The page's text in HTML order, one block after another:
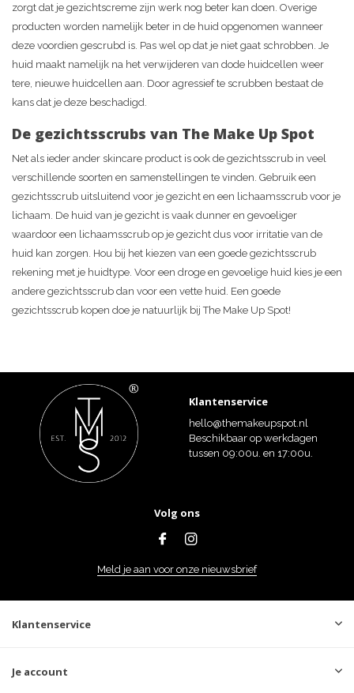
zorgt dat je gezichtscreme zijn werk nog beter kan doen. Overige
producten worden namelijk beter in de huid opgenomen wanneer
deze voordien gescrubd is. Pas wel op dat je niet gaat schrobben. Je
huid maakt namelijk na het verwijderen van dode huidcellen weer
tere, nieuwe huidcellen aan. Door agressief te scrubben bestaat de
kans dat je deze beschadigd.
De gezichtsscrubs van The Make Up Spot
Net als ieder ander skincare product is ook de gezichtsscrub in veel
verschillende soorten en samenstellingen te vinden. Gebruik een
gezichtsscrub uitsluitend voor je gezicht en een lichaamsscrub voor je
lichaam. De huid van je gezicht is vaak dunner en gevoeliger
waardoor een lichaamsscrub op je gezicht dus voor irritatie van de
huid kan zorgen. Hou bij het kiezen van een goede gezichtsscrub
rekening met je huidtype. Voor een droge en gevoelige huid kies je een
andere gezichtsscrub dan voor een vette huid. Een goede
gezichtsscrub kopen doe je natuurlijk bij The Make Up Spot!
Klantenservice
hello@themakeupspot.nl
Beschikbaar op werkdagen
tussen 09:00u. en 17:00u.
Volg ons
Meld je aan voor onze nieuwsbrief
Klantenservice
Je account